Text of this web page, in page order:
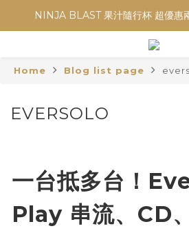
NINJA BLAST 果汁隨行杯 超優惠
NINJA BLAST 果汁隨行杯 超優惠
✨收藏經典， F接環鏡頭
加入會員贈$300購物金💰｜消費即享
NINJA BLAST 果汁隨行杯 超優惠
Home Blog list page
EVERSOLO
一台抵多台！
Play 串流、CD